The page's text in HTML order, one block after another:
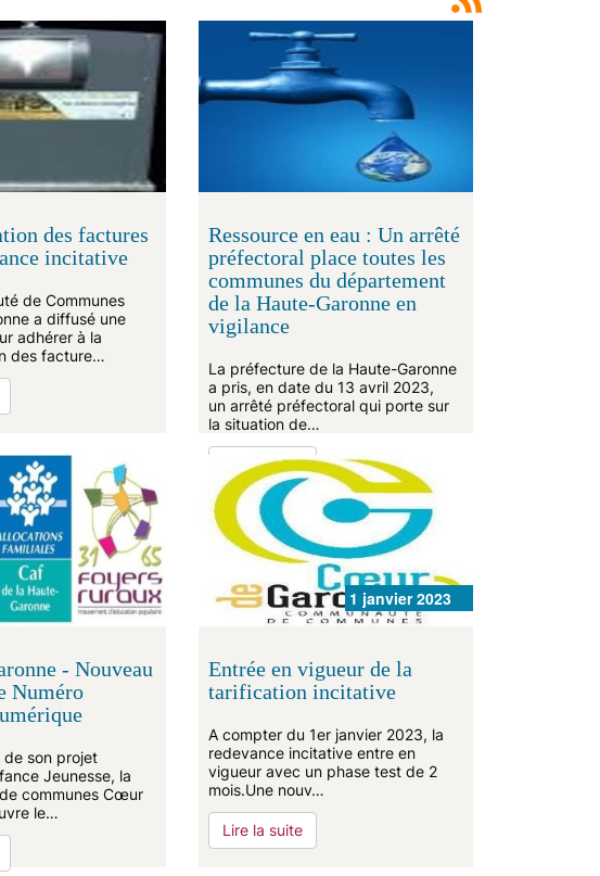
des factures
incitative
de Communes
a diffusé une
adhérer à la
des facture…
Ressource en eau : Un arrêté
préfectoral place toutes les
communes du département
de la Haute-Garonne en
vigilance
La préfecture de la Haute-Garonne
a pris, en date du 13 avril 2023,
un arrêté préfectoral qui porte sur
la situation de…
Lire la suite
- Nouveau
Numéro
de son projet
Jeunesse, la
communes Cœur
le…
1 janvier 2023
Entrée en vigueur de la
tarification incitative
A compter du 1er janvier 2023, la
redevance incitative entre en
vigueur avec un phase test de 2
mois.Une nouv…
Lire la suite